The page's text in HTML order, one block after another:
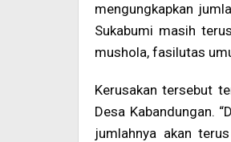
mengungkapkan
Sukabumi masih
mushola, fasilutas
Kerusakan tersebut
Desa Kabandungan.
jumlahnya akan